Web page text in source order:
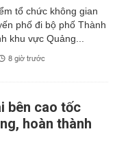
tổ chức không gian
phố đi bộ phố Thành
khu vực Quảng...
8 giờ trước
bên cao tốc
hoàn thành